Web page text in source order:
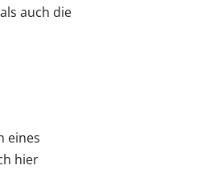
auch die
eines
hier